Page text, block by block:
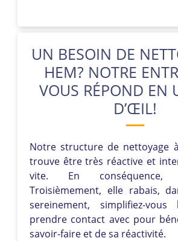
UN BESOIN DE
HEM? NOTRE
VOUS RÉPOND EN
D’ŒIL!
Notre structure de nettoyage
trouve être très réactive et
vite. En
Troisièmement, elle rabais,
sereinement, simplifiez-
prendre contact avec pour
savoir-faire et de sa réactivité.